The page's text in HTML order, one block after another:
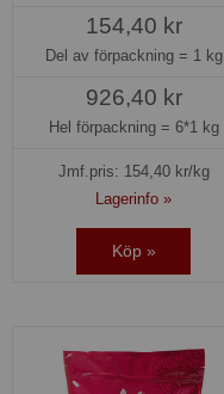
154,40 kr
Del av förpackning = 1 kg
926,40 kr
Hel förpackning = 6*1 kg
Jmf.pris: 154,40kr/kg
Lagerinfo »
Köp »